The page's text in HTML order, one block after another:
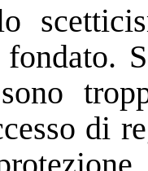
fondato.
di